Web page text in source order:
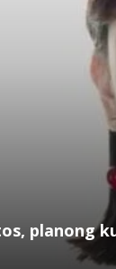
planong